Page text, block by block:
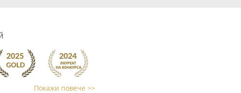
Покажи повече >>